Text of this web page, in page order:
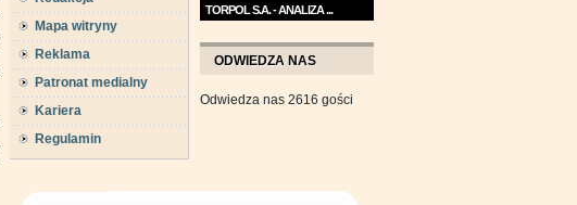
Mapa witryny
Reklama
Patronat medialny
Kariera
Regulamin
TORPOL S.A. - ANALIZA ...
września wykres Torpolu ...
ODWIEDZA NAS
Odwiedza nas 2616 gości